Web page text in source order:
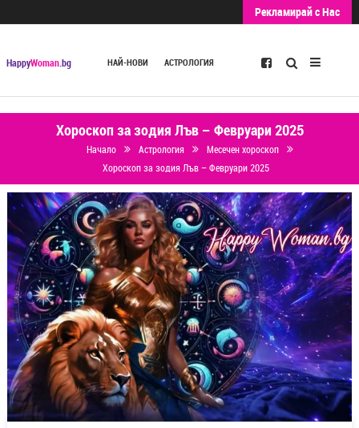
Рекламирай с Нас
HappyWoman.bg НАЙ-НОВИ АСТРОЛОГИЯ Търсене
Хороскоп за зодия Лъв – Февруари 2025
Начало Астрология
Месечен хороскоп
Хороскоп за зодия Лъв – Февруари 2025